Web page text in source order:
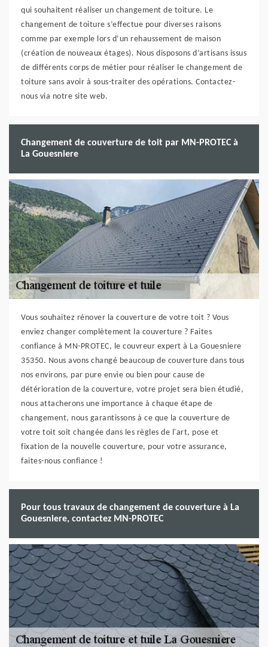
qui souhaitent réaliser un changement de toiture. Le
changement de toiture s’effectue pour diverses raisons
comme par exemple lors d’un rehaussement de maison
(création de nouveaux étages). Nous disposons d’artisans issus
de différents corps de métier pour réaliser le changement de
toiture sans avoir à sous-traiter des opérations. Contactez-
nous via notre site web.
Changement de couverture de toit par MN-PROTEC à
La Gouesniere
Vous souhaitez rénover la couverture de votre toit ? Vous
enviez changer complètement la couverture ? Faites
confiance à MN-PROTEC, le couvreur expert à La Gouesniere
35350. Nous avons changé beaucoup de couverture dans tous
nos environs, par pure envie ou bien pour cause de
détérioration de la couverture, votre projet sera bien étudié,
nous attacherons une importance à chaque étape de
changement, nous garantissons à ce que la couverture de
votre toit soit changée dans les règles de l'art, pose et
fixation de la nouvelle couverture, pour votre assurance,
faites-nous confiance !
Pour tous travaux de changement de couverture à La
Gouesniere, contactez MN-PROTEC